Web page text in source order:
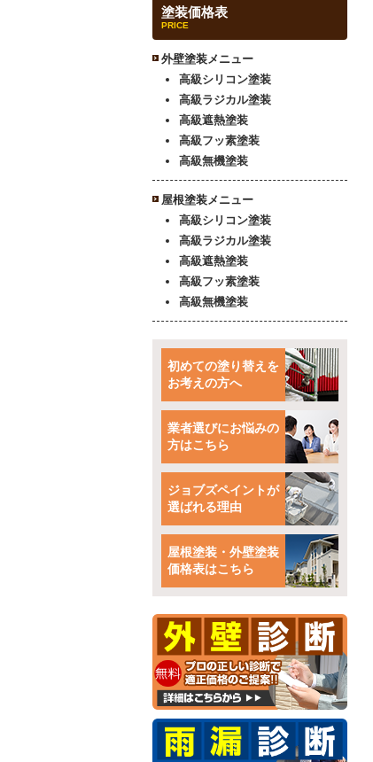
塗装価格表
PRICE
外壁塗装メニュー
高級シリコン塗装
高級ラジカル塗装
高級遮熱塗装
高級フッ素塗装
高級無機塗装
屋根塗装メニュー
高級シリコン塗装
高級ラジカル塗装
高級遮熱塗装
高級フッ素塗装
高級無機塗装
初めての塗り替えを
お考えの方へ
業者選びにお悩みの
方はこちら
ジョブズペイントが
選ばれる理由
屋根塗装・外壁塗装
価格表はこちら